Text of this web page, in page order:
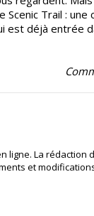
Trail :
est déjà entrée
ligne. La rédaction
et